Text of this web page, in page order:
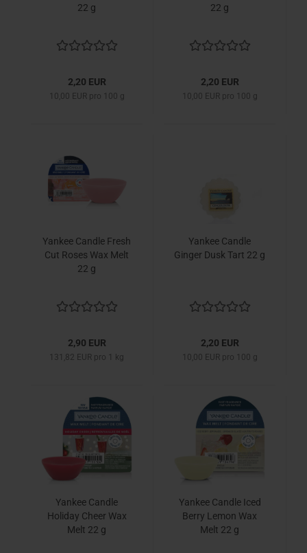
22 g
2,20 EUR
10,00 EUR pro 100 g
22 g
2,20 EUR
10,00 EUR pro 100 g
Yankee Candle Fresh
Cut Roses Wax Melt
22 g
2,90 EUR
131,82 EUR pro 1 kg
Yankee Candle
Ginger Dusk Tart 22 g
2,20 EUR
10,00 EUR pro 100 g
Yankee Candle
Holiday Cheer Wax
Melt 22 g
Yankee Candle Iced
Berry Lemon Wax
Melt 22 g